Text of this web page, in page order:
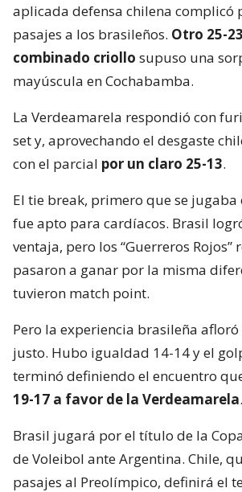
aplicada defensa chilena complicó
pasajes a los brasileños. Otro 25-
combinado criollo supuso una
mayúscula en Cochabamba.
La Verdeamarela respondió con
set y, aprovechando el desgaste
con el parcial por un claro 25-13.
El tie break, primero que se jugaba
fue apto para cardíacos. Brasil
ventaja, pero los “Guerreros Rojos”
pasaron a ganar por la misma
tuvieron match point.
Pero la experiencia brasileña
justo. Hubo igualdad 14-14 y el
terminó definiendo el encuentro
19-17 a favor de la Verdeamarela.
Brasil jugará por el título de la
de Voleibol ante Argentina. Chile,
pasajes al Preolímpico, definirá el